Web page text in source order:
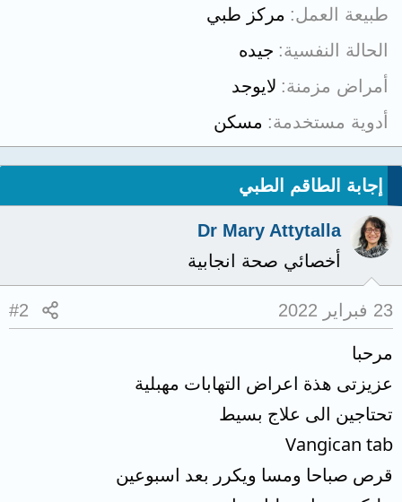
طبيعة العمل
مركز طبي
الحالة النفسية جيده
أمراض مزمنة لايوجد
أدوية مستخدمة
مسكن
إجابة الطاقم الطبي
Dr Mary Attytalla
أخصائي صحة انجابية
23 فبراير 2022 #2
مرحبا
عزيزتى هذة اعراض التهابات مهبلية
تحتاجين الى علاج بسيط
Vangican tab
قرص صباحا ومسا ويكرر بعد اسبوعين